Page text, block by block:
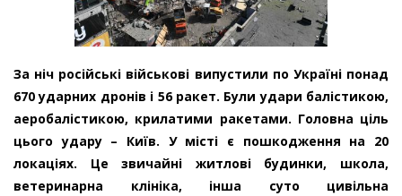
За ніч російські військові випустили по Україні понад
670 ударних дронів і 56 ракет. Були удари балістикою,
аеробалістикою, крилатими ракетами. Головна ціль
цього удару – Київ. У місті є пошкодження на 20
локаціях. Це звичайні житлові будинки, школа,
ветеринарна клініка, інша суто цивільна